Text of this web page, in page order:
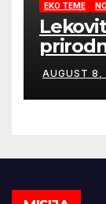
EKO TEME
AUGUST 8,